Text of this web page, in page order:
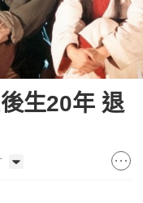
生20年 退